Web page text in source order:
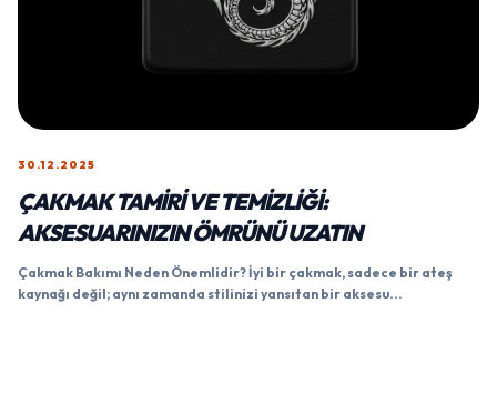
30.12.2025
ÇAKMAK TAMIRI VE TEMIZLIĞI:
AKSESUARINIZIN ÖMRÜNÜ UZATIN
Çakmak Bakımı Neden Önemlidir? İyi bir çakmak, sadece bir ateş
kaynağı değil; aynı zamanda stilinizi yansıtan bir aksesu...